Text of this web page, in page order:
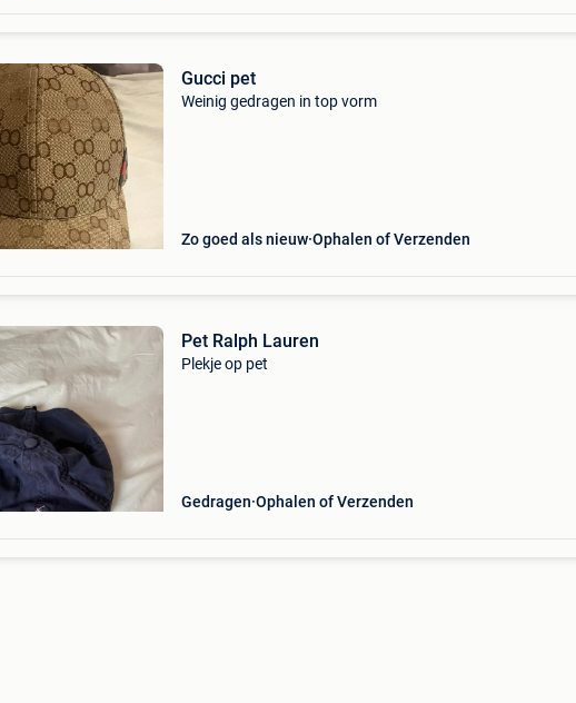
Gucci pet
Weinig gedragen in top vorm
Zo goed als nieuw Ophalen of Verzenden
Pet Ralph Lauren
Plekje op pet
Gedragen Ophalen of Verzenden